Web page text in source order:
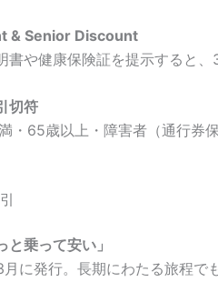
& Senior Discount
書や健康保険証を提示すると
切符
・65歳以上・障害者（通行券
と乗って安い」
月に発行。長期にわたる旅程で